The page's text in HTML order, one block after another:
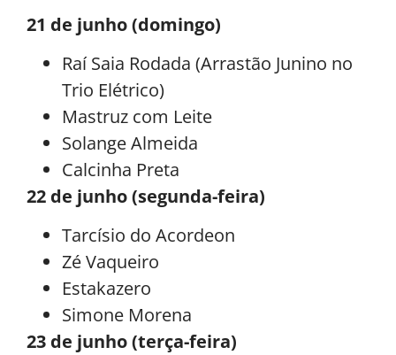
21 de junho (domingo)
Raí Saia Rodada (Arrastão Junino no
Trio Elétrico)
Mastruz com Leite
Solange Almeida
Calcinha Preta
22 de junho (segunda-feira)
Tarcísio do Acordeon
Zé Vaqueiro
Estakazero
Simone Morena
23 de junho (terça-feira)